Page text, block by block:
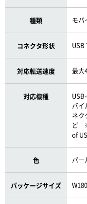
種類 モバ
コネクタ形状
対応転送速度 最
対応機種
バイ
ネク
ど
of
色 パー
パッケージサイズ